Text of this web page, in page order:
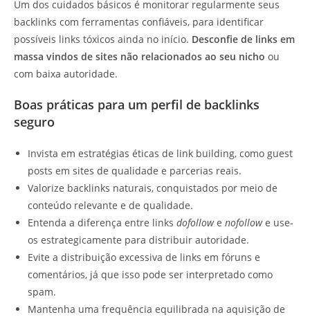
Um dos cuidados básicos é monitorar regularmente seus
backlinks com ferramentas confiáveis, para identificar
possíveis links tóxicos ainda no início. Desconfie de links em
massa vindos de sites não relacionados ao seu nicho ou
com baixa autoridade.
Boas práticas para um perfil de backlinks
seguro
Invista em estratégias éticas de link building, como guest
posts em sites de qualidade e parcerias reais.
Valorize backlinks naturais, conquistados por meio de
conteúdo relevante e de qualidade.
Entenda a diferença entre links dofollowe nofollowe use-
os estrategicamente para distribuir autoridade.
Evite a distribuição excessiva de links em fóruns e
comentários, já que isso pode ser interpretado como
spam.
Mantenha uma frequência equilibrada na aquisição de